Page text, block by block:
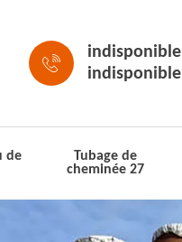
indisponible
indisponible
de
Tubage de
cheminée 27